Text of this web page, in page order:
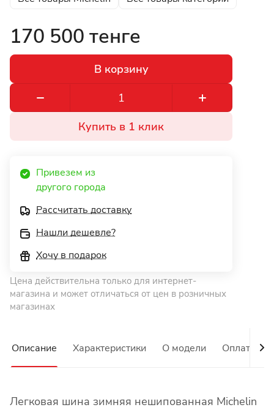
170 500 тенге
В корзину
Купить в 1 клик
Привезем из
другого города
Рассчитать доставку
Нашли дешевле?
Хочу в подарок
Цена действительна только для интернет-
магазина и может отличаться от цен в розничных
магазинах
Описание Характеристики О модели Оплата
Легковая шина зимняя нешипованная Michelin